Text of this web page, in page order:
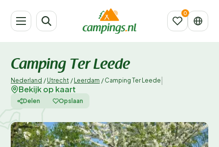
Camping Ter Leede
Nederland / Utrecht / Leerdam / Camping Ter Leede
Bekijk op kaart
Delen Opslaan